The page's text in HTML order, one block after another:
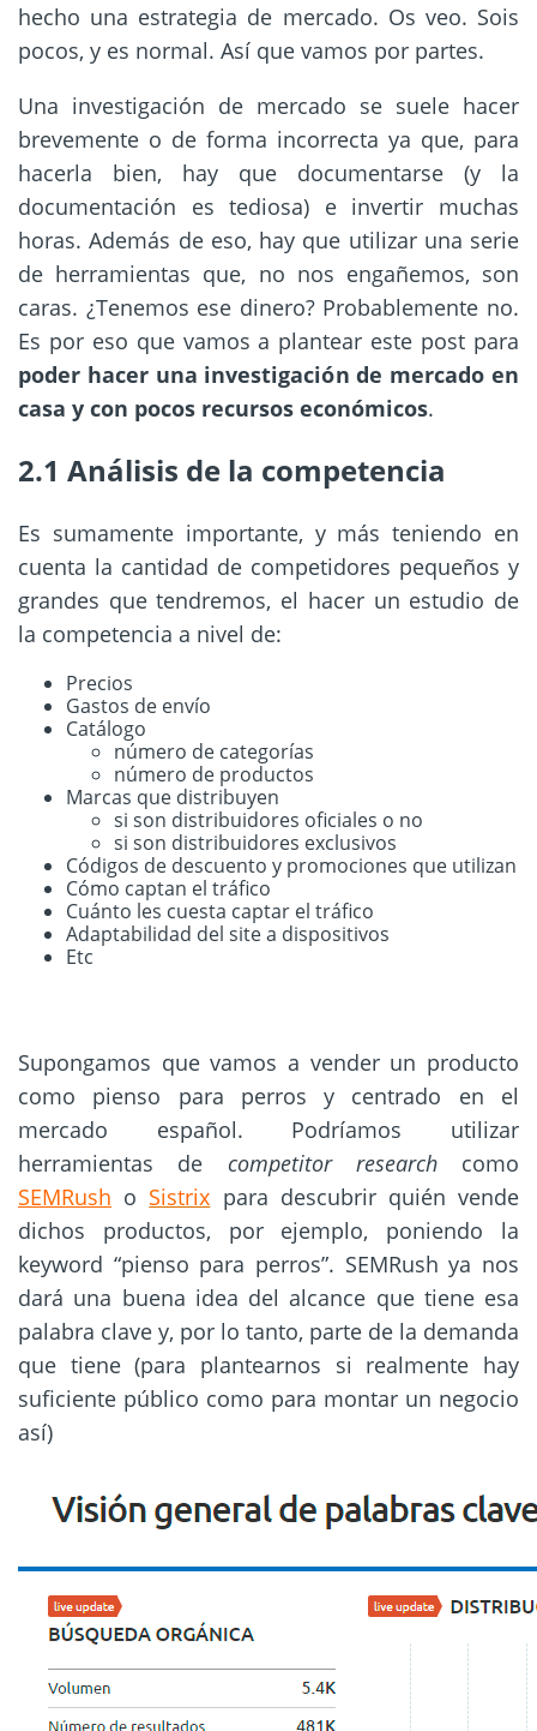
hecho una estrategia de mercado. Os veo. Sois
pocos, y es normal. Así que vamos por partes.
Una investigación de mercado se suele hacer
brevemente o de forma incorrecta ya que, para
hacerla bien, hay que documentarse (y la
documentación es tediosa) e invertir muchas
horas. Además de eso, hay que utilizar una serie
de herramientas que, no nos engañemos, son
caras. ¿Tenemos ese dinero? Probablemente no.
Es por eso que vamos a plantear este post para
poder hacer una investigación de mercado en
casa y con pocos recursos económicos.
2.1 Análisis de la competencia
Es sumamente importante, y más teniendo en
cuenta la cantidad de competidores pequeños y
grandes que tendremos, el hacer un estudio de
la competencia a nivel de:
Precios
Gastos de envío
Catálogo
número de categorías
número de productos
Marcas que distribuyen
si son distribuidores oficiales o no
si son distribuidores exclusivos
Códigos de descuento y promociones que utilizan
Cómo captan el tráfico
Cuánto les cuesta captar el tráfico
Adaptabilidad del site a dispositivos
Etc
Supongamos que vamos a vender un producto
como pienso para perros y centrado en el
mercado español. Podríamos utilizar
herramientas de competitor researchcomo
SEMRush o Sistrix para descubrir quién vende
dichos productos, por ejemplo, poniendo la
keyword “pienso para perros”. SEMRush ya nos
dará una buena idea del alcance que tiene esa
palabra clave y, por lo tanto, parte de la demanda
que tiene (para plantearnos si realmente hay
suficiente público como para montar un negocio
así)